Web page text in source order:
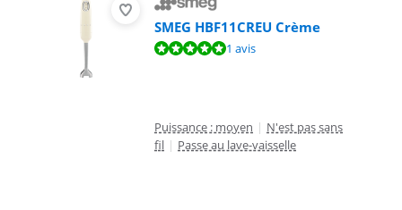
SMEG HBF11CREU Crème
La note est de 10 sur 10, basée sur 1 avis.1 avis
Puissance : moyen | N'est pas sans
fil | Passe au lave-vaisselle